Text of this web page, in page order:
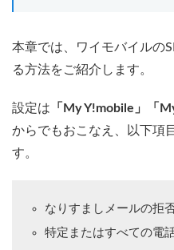
本章では、ワイモバイルの
る方法をご紹介します。
設定は 「My Y!mobile」「
からでもおこなえ、以下項
す。
なりすましメールの拒
特定またはすべての電